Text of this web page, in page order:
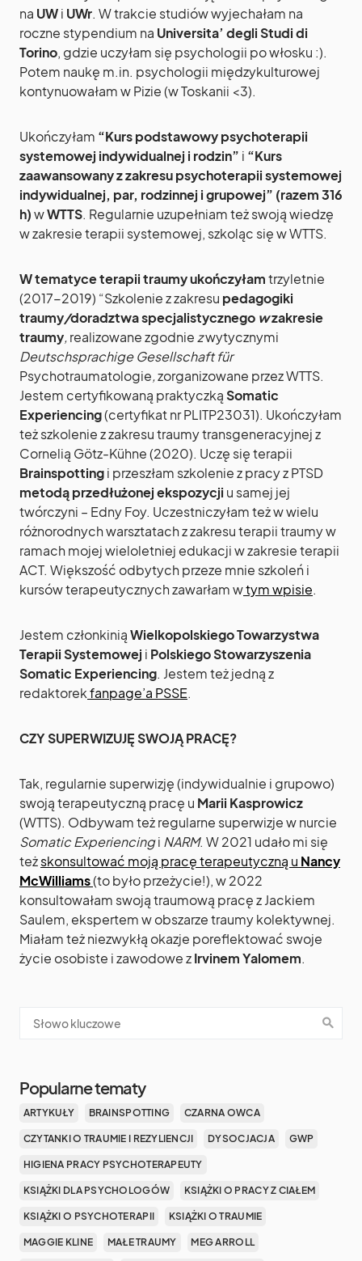
na UWi UWr. W trakcie studiów wyjechałam na
roczne stypendium na Universita’ degli Studi di
Torino, gdzie uczyłam się psychologii po włosku :).
Potem naukę m.in. psychologii międzykulturowej
kontynuowałam w Pizie (w Toskanii <3).
Ukończyłam “Kurs podstawowy psychoterapii
systemowej indywidualnej i rodzin” i “Kurs
zaawansowany z zakresu psychoterapii systemowej
indywidualnej, par, rodzinnej i grupowej” (razem 316
h)wWTTS. Regularnie uzupełniam też swoją wiedzę
w zakresie terapii systemowej, szkoląc się w WTTS.
W tematyce terapii traumy ukończyłamtrzyletnie
(2017-2019) “Szkoleniez zakresu pedagogiki
traumy/doradztwa specjalistycznego wzakresie
traumy,realizowane zgodnie zwytycznymi
Deutschsprachige Gesellschaft für
Psychotraumatologie,zorganizowane przez WTTS.
Jestem certyfikowaną praktyczkąSomatic
Experiencing(certyfikat nr PLITP23031). Ukończyłam
też szkolenie z zakresu traumy transgeneracyjnej z
Cornelią Götz-Kühne (2020). Uczę się terapii
Brainspottingi przeszłam szkolenie z pracy z PTSD
metodą przedłużonej ekspozycji u samej jej
twórczyni – Edny Foy. Uczestniczyłam też w wielu
różnorodnych warsztatach z zakresu terapii traumy w
ramach mojej wieloletniej edukacji w zakresie terapii
ACT. Większość odbytych przeze mnie szkoleń i
kursów terapeutycznych zawarłam wtym wpisie.
Jestem członkiniąWielkopolskiego Towarzystwa
Terapii Systemowej i Polskiego Stowarzyszenia
Somatic Experiencing. Jestem też jedną z
redaktorekfanpage’a PSSE.
CZY SUPERWIZUJĘ SWOJĄ PRACĘ?
Tak, regularnie superwizję (indywidualnie i grupowo)
swoją terapeutyczną pracę u Marii Kasprowicz
(WTTS). Odbywam też regularne superwizje w nurcie
Somatic Experiencingi NARM. W 2021 udało mi się
teżskonsultować moją pracę terapeutyczną u Nancy
McWilliams(to było przeżycie!), w 2022
konsultowałam swoją traumową pracę z Jackiem
Saulem, ekspertem w obszarze traumy kolektywnej.
Miałam też niezwykłą okazje poreflektować swoje
życie osobiste i zawodowe zIrvinem Yalomem.
Popularne tematy
ARTYKUŁY BRAINSPOTTING CZARNA OWCA
CZYTANKI O TRAUMIE I REZYLIENCJI DYSOCJACJA GWP
HIGIENA PRACY PSYCHOTERAPEUTY
KSIĄŻKI DLA PSYCHOLOGÓW KSIĄŻKI O PRACY Z CIAŁEM
KSIĄŻKI O PSYCHOTERAPII KSIĄŻKI O TRAUMIE
MAGGIE KLINE MAŁE TRAUMY MEG ARROLL